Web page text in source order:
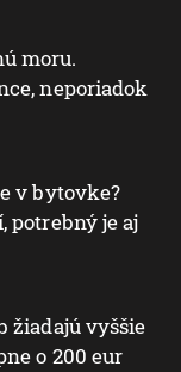
moru.
neporiadok
v bytovke?
potrebný je aj
žiadajú vyššie
o 200 eur